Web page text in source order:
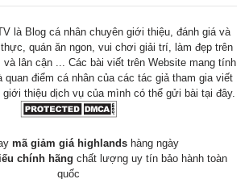
là Blog cá nhân chuyên giới thiệu, đánh giá và
quán ăn ngon, vui chơi giải trí, làm đẹp trên
và lân cận ... Các bài viết trên Website mang tính
quan điểm cá nhân của các tác giả tham gia viết
giới thiệu dịch vụ của mình có thể gửi bài tại đây.
mã giảm giá highlandshàng ngày
chính hãng chất lượng uy tín bảo hành toàn
quốc